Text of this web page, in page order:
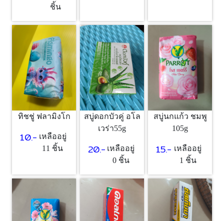
ชิ้น
ทิชชู่ ฟลามิงโก
10.- เหลืออยู่
11 ชิ้น
สบู่ดอกบัวคู่ อโล
เวร่า55g
20.- เหลืออยู่
0 ชิ้น
สบู่นกแก้ว ชมพู
105g
15.- เหลืออยู่
1 ชิ้น